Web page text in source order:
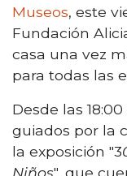
Museos, este
Fundación
casa una vez
para todas las
Desde las
guiados por la
la exposición "3
Niños", que